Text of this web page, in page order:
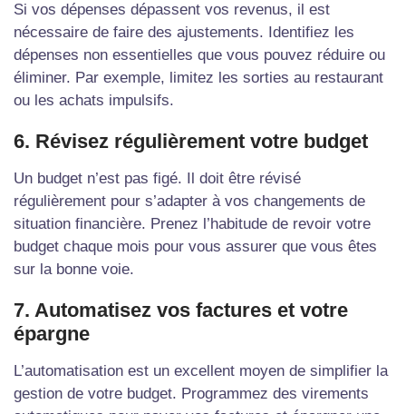
Si vos dépenses dépassent vos revenus, il est
nécessaire de faire des ajustements. Identifiez les
dépenses non essentielles que vous pouvez réduire ou
éliminer. Par exemple, limitez les sorties au restaurant
ou les achats impulsifs.
6. Révisez régulièrement votre budget
Un budget n’est pas figé. Il doit être révisé
régulièrement pour s’adapter à vos changements de
situation financière. Prenez l’habitude de revoir votre
budget chaque mois pour vous assurer que vous êtes
sur la bonne voie.
7. Automatisez vos factures et votre
épargne
L’automatisation est un excellent moyen de simplifier la
gestion de votre budget. Programmez des virements